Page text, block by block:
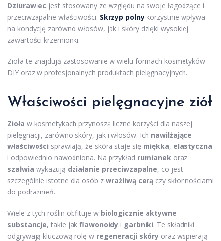
Dziurawiec jest stosowany ze względu na swoje łagodzące i
przeciwzapalne właściwości. Skrzyp polny korzystnie wpływa
na kondycję zarówno włosów, jak i skóry dzięki wysokiej
zawartości krzemionki.
Zioła te znajdują zastosowanie w wielu formach kosmetyków
DIY oraz w profesjonalnych produktach pielęgnacyjnych.
Właściwości pielęgnacyjne ziół
Zioła w kosmetykach przynoszą liczne korzyści dla naszej
pielęgnacji, zarówno skóry, jak i włosów. Ich nawilżające
właściwości sprawiają, że skóra staje się miękka, elastyczna
i odpowiednio nawodniona. Na przykład rumianek oraz
szałwia wykazują działanie przeciwzapalne, co jest
szczególnie istotne dla osób z wrażliwą cerą czy skłonnościami
do podrażnień.
Wiele z tych roślin obfituje w biologicznie aktywne
substancje, takie jak flawonoidy i garbniki. Te składniki
odgrywają kluczową rolę w regeneracji skóry oraz wspierają